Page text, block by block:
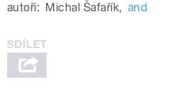
autoři: Michal Šafařík, and